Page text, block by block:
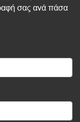
σας ανά πάσα